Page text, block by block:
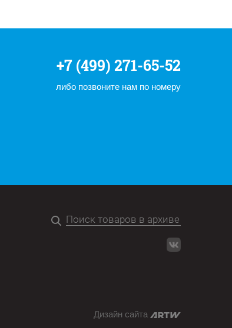
+7 (499) 271-65-52
либо позвоните нам по номеру
Дизайн сайта